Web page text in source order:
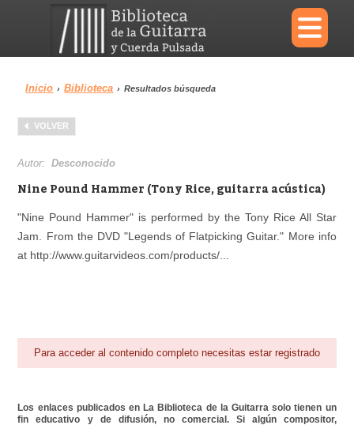
×
Menu
Biblioteca
Área personal Reproductor
Inicio › Biblioteca › Resultados búsqueda
VOLVER
Autor:Desconocido
Nine Pound Hammer (Tony Rice, guitarra acústica)
"Nine Pound Hammer" is performed by the Tony Rice All Star
Jam. From the DVD "Legends of Flatpicking Guitar." More info
at http://www.guitarvideos.com/products/...
Para acceder al contenido completo necesitas estar registrado
Los enlaces publicados en La Biblioteca de la Guitarra solo tienen un
fin educativo y de difusión, no comercial. Si algún compositor,